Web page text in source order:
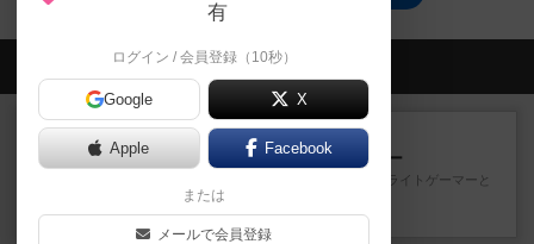
会員の新しい投稿
レビュー
アンダー・ザ・テーブラー
笑えるバカゲームを集めているライトゲーマーと
してのレビューです。正体隠...
31分前by toyota
有
ログイン / 会員登録（10秒）
Google X
Apple Facebook
または
メールで会員登録